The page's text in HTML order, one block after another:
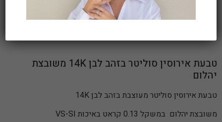
טבעת אירוסין סוליטר בזהב לבן 14K משובצת
יהלום
טבעת אירוסין סוליטר מעוצבת בזהב לבן 14K
משובצת יהלום במשקל 0.13 קראט באיכות VS-SI